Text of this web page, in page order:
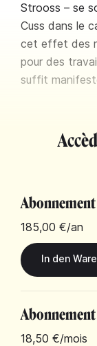
Strooss – se
Cuss dans le
cet effet des
pour des
suffit
185,00 €/an
18,50 €/mois